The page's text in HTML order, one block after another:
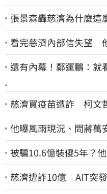
張景森轟慈濟為什麼這
看完慈濟內部信失望
還有內幕！鄭運鵬：就
慈濟買疫苗遭詐 柯文
他曝風雨現況、問蔣萬
被騙10.6億裝傻5年？
慈濟遭詐10億 AIT突